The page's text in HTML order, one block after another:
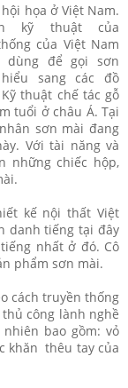
họa ở Việt Nam.
kỹ thuật của
của Việt Nam
dùng để gọi sơn
sang các đồ
thuật chế tác gỗ
tuổi ở châu Á. Tại
sơn mài đang
Với tài năng và
những chiếc hộp,
kế nội thất Việt
danh tiếng tại đây
nhất ở đó. Cô
phẩm sơn mài.
cách truyền thống
công lành nghề
bao gồm: vỏ
khăn thêu tay của